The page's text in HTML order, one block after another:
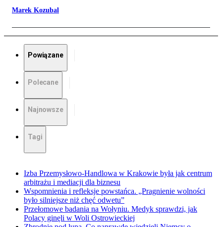
Marek Kozubal
Powiązane
Polecane
Najnowsze
Tagi
Izba Przemysłowo-Handlowa w Krakowie była jak centrum
arbitrażu i mediacji dla biznesu
Wspomnienia i refleksje powstańca. „Pragnienie wolności
było silniejsze niż chęć odwetu”
Przełomowe badania na Wołyniu. Medyk sprawdzi, jak
Polacy ginęli w Woli Ostrowieckiej